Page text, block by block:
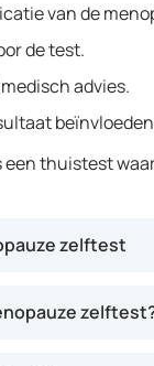
van de
de test.
advies.
thuistest
zelftest
gehalte in